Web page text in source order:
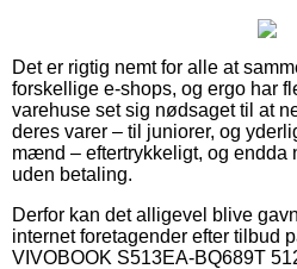
Det er rigtig nemt for alle at
forskellige e-shops, og ergo har
varehuse set sig nødsaget til at
deres varer – til juniorer, og
mænd – eftertrykkeligt, og endda
uden betaling.
Derfor kan det alligevel blive
internet foretagender efter tilbud
VIVOBOOK S513EA-BQ689T